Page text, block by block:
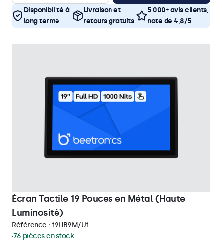
Disponibilité à
long terme
Livraison et
retours gratuits
5 000+ avis clients,
note de 4,8/5
Écran Tactile 19 Pouces en Métal (Haute
Luminosité)
Référence : 19HB9M/U1
76 pièces en stock